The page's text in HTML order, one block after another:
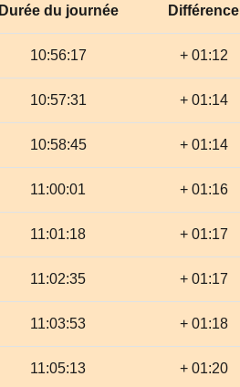
Durée du journée Différence
10:56:17 + 01:12
10:57:31 + 01:14
10:58:45 + 01:14
11:00:01 + 01:16
11:01:18 + 01:17
11:02:35 + 01:17
11:03:53 + 01:18
11:05:13 + 01:20